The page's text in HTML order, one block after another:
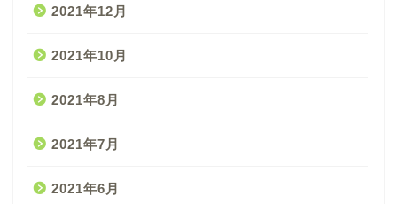
2021年12月
2021年10月
2021年8月
2021年7月
2021年6月